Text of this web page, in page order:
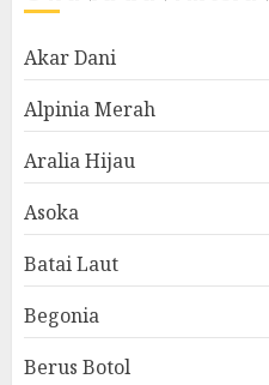
Akar Dani
Alpinia Merah
Aralia Hijau
Asoka
Batai Laut
Begonia
Berus Botol